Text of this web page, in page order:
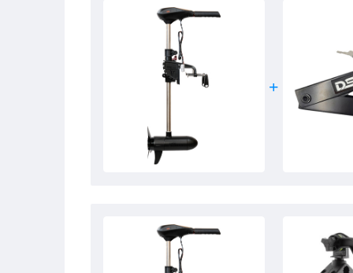
- Utilisation idéale : Bellyboats, bateaux gonflables,
Rhino Motors VX 80 V2 Moteur électrique
- Poussée : 80lbs
- Longueur de transport : 118cm
- Longueur du câble de batterie : 2.1m
- Poids maximum du bateau : 2500kg